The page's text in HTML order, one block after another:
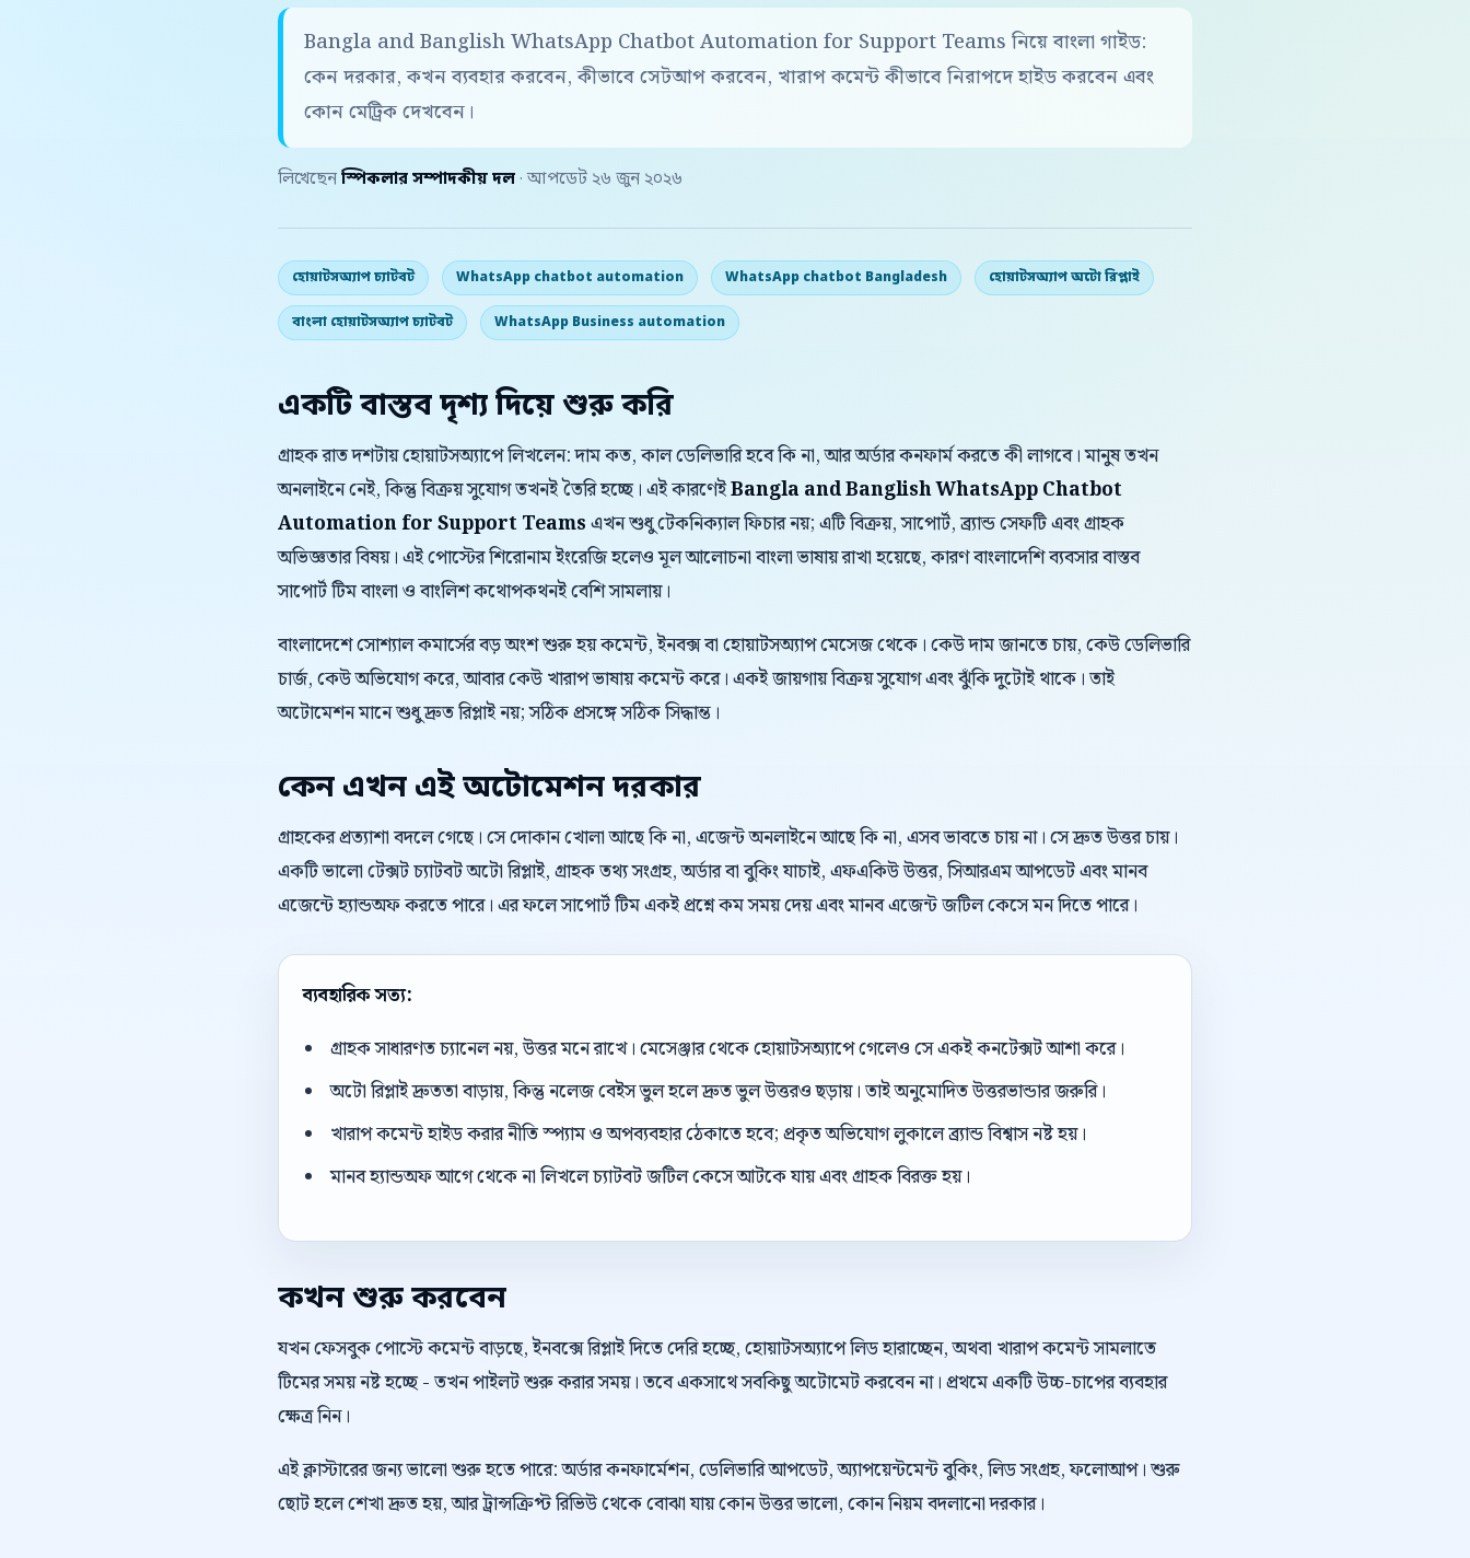
Bangla and Banglish WhatsApp Chatbot Automation for Support Teams নিয়ে বাংলা গাইড:
কেন দরকার, কখন ব্যবহার করবেন, কীভাবে সেটআপ করবেন, খারাপ কমেন্ট কীভাবে নিরাপদে হাইড করবেন এবং
কোন মেট্রিক দেখবেন।
লিখেছেন স্পিকলার সম্পাদকীয় দল · আপডেট ২৬ জুন ২০২৬
হোয়াটসঅ্যাপ চ্যাটবট WhatsApp chatbot automation WhatsApp chatbot Bangladesh হোয়াটসঅ্যাপ অটো রিপ্লাই
বাংলা হোয়াটসঅ্যাপ চ্যাটবট WhatsApp Business automation
একটি বাস্তব দৃশ্য দিয়ে শুরু করি
গ্রাহক রাত দশটায় হোয়াটসঅ্যাপে লিখলেন: দাম কত, কাল ডেলিভারি হবে কি না, আর অর্ডার কনফার্ম করতে কী লাগবে। মানুষ তখন
অনলাইনে নেই, কিন্তু বিক্রয় সুযোগ তখনই তৈরি হচ্ছে। এই কারণেইBangla and Banglish WhatsApp Chatbot
Automation for Support Teamsএখন শুধু টেকনিক্যাল ফিচার নয়; এটি বিক্রয়, সাপোর্ট, ব্র্যান্ড সেফটি এবং গ্রাহক
অভিজ্ঞতার বিষয়। এই পোস্টের শিরোনাম ইংরেজি হলেও মূল আলোচনা বাংলা ভাষায় রাখা হয়েছে, কারণ বাংলাদেশি ব্যবসার বাস্তব
সাপোর্ট টিম বাংলা ও বাংলিশ কথোপকথনই বেশি সামলায়।
বাংলাদেশে সোশ্যাল কমার্সের বড় অংশ শুরু হয় কমেন্ট, ইনবক্স বা হোয়াটসঅ্যাপ মেসেজ থেকে। কেউ দাম জানতে চায়, কেউ ডেলিভারি
চার্জ, কেউ অভিযোগ করে, আবার কেউ খারাপ ভাষায় কমেন্ট করে। একই জায়গায় বিক্রয় সুযোগ এবং ঝুঁকি দুটোই থাকে। তাই
অটোমেশন মানে শুধু দ্রুত রিপ্লাই নয়; সঠিক প্রসঙ্গে সঠিক সিদ্ধান্ত।
কেন এখন এই অটোমেশন দরকার
গ্রাহকের প্রত্যাশা বদলে গেছে। সে দোকান খোলা আছে কি না, এজেন্ট অনলাইনে আছে কি না, এসব ভাবতে চায় না। সে দ্রুত উত্তর চায়।
একটি ভালো টেক্সট চ্যাটবট অটো রিপ্লাই, গ্রাহক তথ্য সংগ্রহ, অর্ডার বা বুকিং যাচাই, এফএকিউ উত্তর, সিআরএম আপডেট এবং মানব
এজেন্টে হ্যান্ডঅফ করতে পারে। এর ফলে সাপোর্ট টিম একই প্রশ্নে কম সময় দেয় এবং মানব এজেন্ট জটিল কেসে মন দিতে পারে।
ব্যবহারিক সত্য:
গ্রাহক সাধারণত চ্যানেল নয়, উত্তর মনে রাখে। মেসেঞ্জার থেকে হোয়াটসঅ্যাপে গেলেও সে একই কনটেক্সট আশা করে।
অটো রিপ্লাই দ্রুততা বাড়ায়, কিন্তু নলেজ বেইস ভুল হলে দ্রুত ভুল উত্তরও ছড়ায়। তাই অনুমোদিত উত্তরভান্ডার জরুরি।
খারাপ কমেন্ট হাইড করার নীতি স্প্যাম ও অপব্যবহার ঠেকাতে হবে; প্রকৃত অভিযোগ লুকালে ব্র্যান্ড বিশ্বাস নষ্ট হয়।
মানব হ্যান্ডঅফ আগে থেকে না লিখলে চ্যাটবট জটিল কেসে আটকে যায় এবং গ্রাহক বিরক্ত হয়।
কখন শুরু করবেন
যখন ফেসবুক পোস্টে কমেন্ট বাড়ছে, ইনবক্সে রিপ্লাই দিতে দেরি হচ্ছে, হোয়াটসঅ্যাপে লিড হারাচ্ছেন, অথবা খারাপ কমেন্ট সামলাতে
টিমের সময় নষ্ট হচ্ছে - তখন পাইলট শুরু করার সময়। তবে একসাথে সবকিছু অটোমেট করবেন না। প্রথমে একটি উচ্চ-চাপের ব্যবহার
ক্ষেত্র নিন।
এই ক্লাস্টারের জন্য ভালো শুরু হতে পারে: অর্ডার কনফার্মেশন, ডেলিভারি আপডেট, অ্যাপয়েন্টমেন্ট বুকিং, লিড সংগ্রহ, ফলোআপ। শুরু
ছোট হলে শেখা দ্রুত হয়, আর ট্রান্সক্রিপ্ট রিভিউ থেকে বোঝা যায় কোন উত্তর ভালো, কোন নিয়ম বদলানো দরকার।